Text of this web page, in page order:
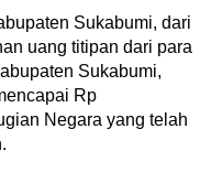
Sukabumi, dari
uang titipan dari para
Sukabumi,
Rp
Negara yang telah